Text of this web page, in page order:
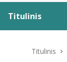
Titulinis
Titulinis